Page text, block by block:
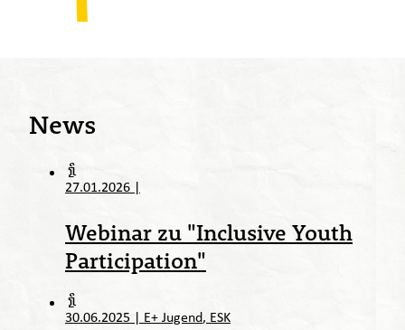
News
27.01.2026 |
Webinar zu "Inclusive Youth
Participation"
30.06.2025 | E+ Jugend ESK